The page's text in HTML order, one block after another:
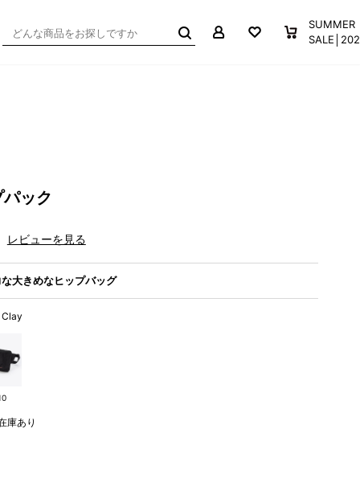
お気に入り買い物か
SUMMER
ック
レビューを見る
大きめなヒップバッグ
庫あり